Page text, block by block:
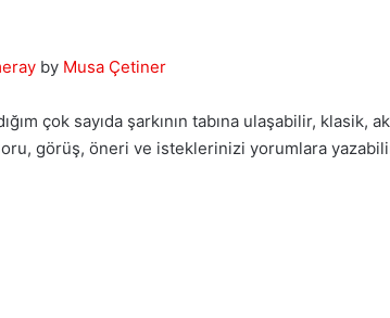
by Musa Çetiner
çok sayıda şarkının tabına ulaşabilir, klasik,
görüş, öneri ve isteklerinizi yorumlara